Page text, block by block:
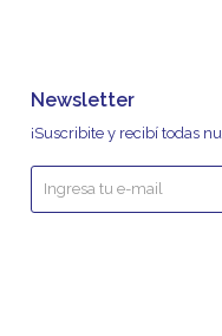
Newsletter
¡Suscribite y recibí todas